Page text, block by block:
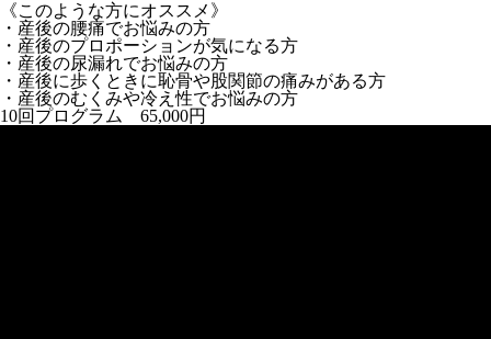
《このような方にオススメ》
・産後の腰痛でお悩みの方
・産後のプロポーションが気になる方
・産後の尿漏れでお悩みの方
・産後に歩くときに恥骨や股関節の痛みがある方
・産後のむくみや冷え性でお悩みの方
10回プログラム 65,000円